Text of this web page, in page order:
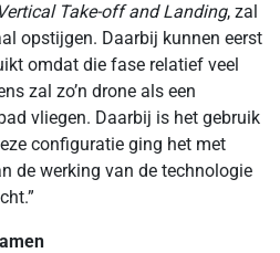
Vertical Take-off and Landing, zal
opstijgen. Daarbij kunnen eerst
omdat die fase relatief veel
zal zo’n drone als een
vliegen. Daarbij is het gebruik
configuratie ging het met
de werking van de technologie